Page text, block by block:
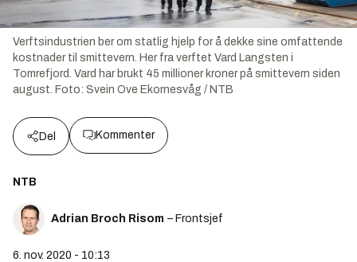
Verftsindustrien ber om statlig hjelp for å dekke sine omfattende
kostnader til smittevern. Her fra verftet Vard Langsten i
Tomrefjord. Vard har brukt 45 millioner kroner på smittevern siden
august. Foto: Svein Ove Ekornesvåg / NTB
Del Kommenter
NTB
Adrian Broch Risom – Frontsjef
6. nov. 2020 - 10:13